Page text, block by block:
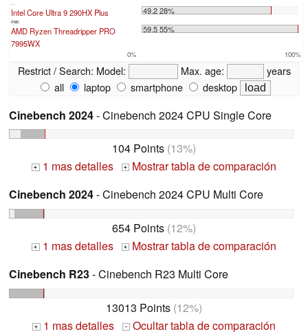
Intel Core Ultra 9 290HX Plus 49.2 28%
max:
AMD Ryzen Threadripper PRO
7995WX
59.5 55%
0% 100%
Restrict / Search: Model: Max. age:
years
all
laptop smartphone desktop
Cinebench 2024- Cinebench 2024 CPU Single Core
104 Points (13%)
+ 1 mas detalles +
Mostrar tabla de comparación
Cinebench 2024- Cinebench 2024 CPU Multi Core
654 Points (12%)
+ 1 mas detalles +
Mostrar tabla de comparación
Cinebench R23- Cinebench R23 Multi Core
13013 Points (12%)
+ 1 mas detalles - Ocultar tabla de comparación